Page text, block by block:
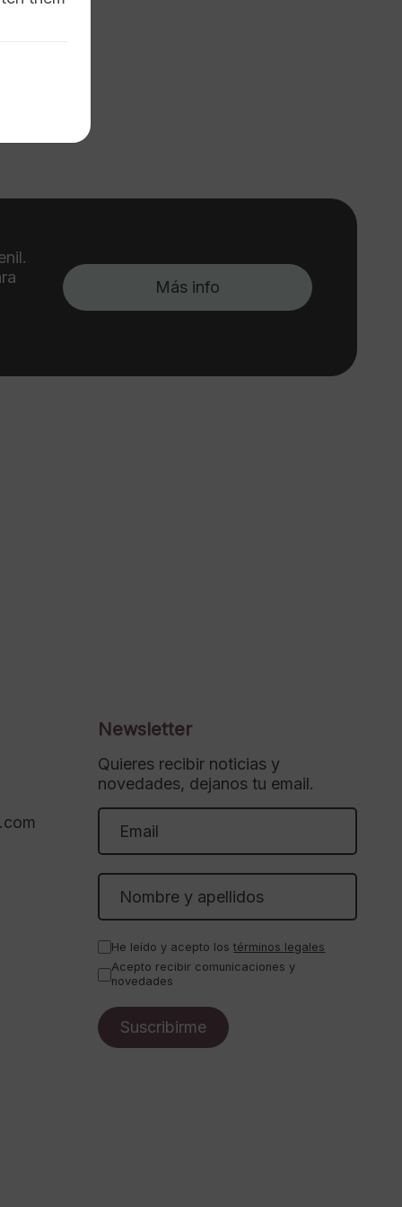
Más info
Newsletter
Quieres recibir noticias y
novedades, dejanos tu email.
He leído y acepto lostérminos legales
Acepto recibir comunicaciones y
novedades